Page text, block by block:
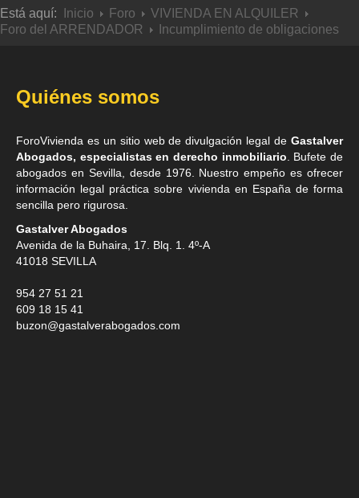
Está aquí: Inicio Foro
VIVIENDA EN ALQUILER
Foro del ARRENDADOR
Incumplimiento de obligaciones
Quiénes somos
ForoVivienda es un sitio web de divulgación legal de Gastalver
Abogados, especialistas en derecho inmobiliario . Bufete de
abogados en Sevilla , desde 1976. Nuestro empeño es ofrecer
información legal práctica sobre vivienda en España de forma
sencilla pero rigurosa.
Gastalver Abogados
Avenida de la Buhaira, 17. Blq. 1. 4º-A
41018 SEVILLA
954 27 51 21
609 18 15 41
buzon@gastalverabogados.com